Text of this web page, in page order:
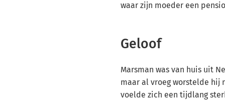
waar zijn moeder een
Geloof
Marsman was van huis uit
maar al vroeg worstelde hij
voelde zich een tijdlang